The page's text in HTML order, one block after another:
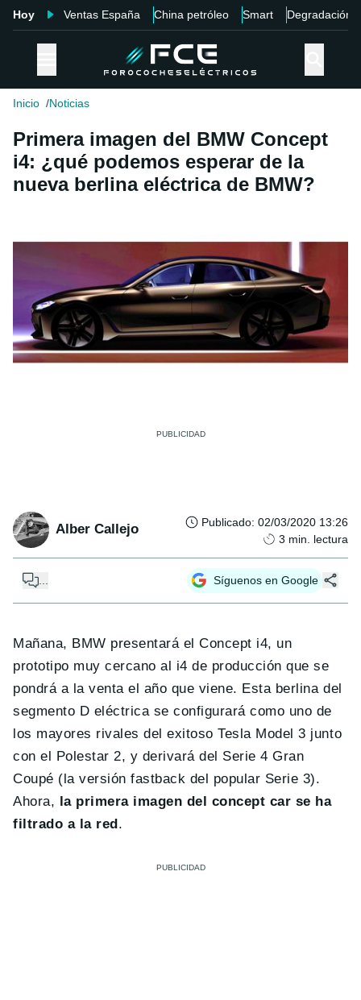
Hoy Ventas España China petróleo Smart Degradación
Inicio Noticias
Primera imagen del BMW Concept
i4: ¿qué podemos esperar de la
nueva berlina eléctrica de BMW?
Alber Callejo Publicado: 02/03/2020 13:26
3 min. lectura
Síguenos en Google
Mañana, BMW presentará el Concept i4, un
prototipo muy cercano al i4 de producción que se
pondrá a la venta el año que viene. Esta berlina del
segmento D eléctrica se configurará como uno de
los mayores rivales del exitoso Tesla Model 3 junto
con el Polestar 2, y derivará del Serie 4 Gran
Coupé (la versión fastback del popular Serie 3).
Ahora, la primera imagen del concept car se ha
filtrado a la red.